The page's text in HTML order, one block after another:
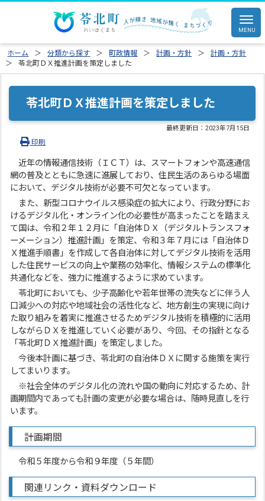
ホーム 分類から探す 町政情報 計画・方針
計画・方針
苓北町ＤＸ推進計画を策定しました
苓北町ＤＸ推進計画を策定しました
最終更新日：2023年7月15日
印刷
近年の情報通信技術（ＩＣＴ）は、スマートフォンや高速通信
網の普及とともに急速に進展しており、住民生活のあらゆる場面
において、デジタル技術が必要不可欠となっています。
また、新型コロナウイルス感染症の拡大により、行政分野にお
けるデジタル化・オンライン化の必要性が高まったことを踏まえ
て国は、令和２年１２月に「自治体ＤＸ（デジタルトランスフォ
ーメーション）推進計画」を策定、令和３年７月には「自治体Ｄ
Ｘ推進手順書」を作成して各自治体に対してデジタル技術を活用
した住民サービスの向上や業務の効率化、情報システムの標準化
共通化などを、強力に推進するように求めています。
苓北町においても、少子高齢化や若年世帯の流失などに伴う人
口減少への対応や地域社会の活性化など、地方創生の実現に向け
た取り組みを着実に推進させるためデジタル技術を積極的に活用
しながらＤＸを推進していく必要があり、今回、その指針となる
「苓北町ＤＸ推進計画」を策定しました。
今後本計画に基づき、苓北町の自治体ＤＸに関する施策を実行
してまいります。
※社会全体のデジタル化の流れや国の動向に対応するため、計
画期間内であっても計画の変更が必要な場合は、随時見直しを行
います。
計画期間
令和５年度から令和９年度（５年間）
関連リンク・資料ダウンロード